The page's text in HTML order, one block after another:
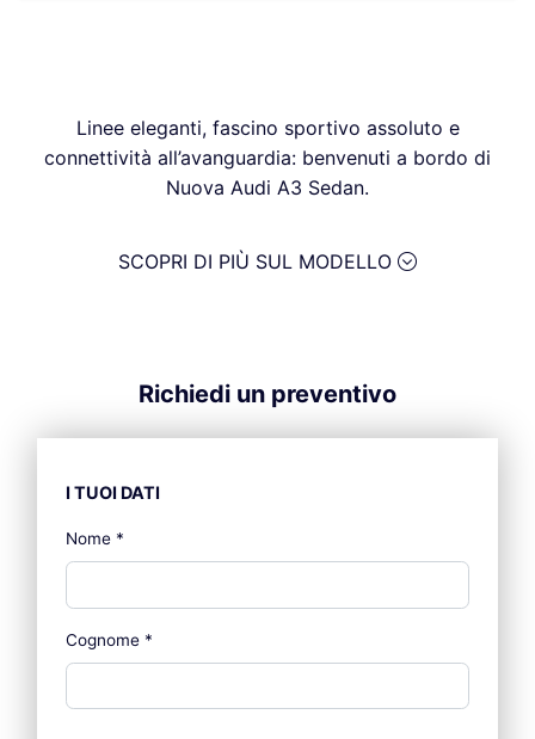
Linee eleganti, fascino sportivo assoluto e
connettività all’avanguardia: benvenuti a bordo di
Nuova Audi A3 Sedan.
SCOPRI DI PIÙ SUL MODELLO
Richiedi un preventivo
I TUOI DATI
Nome *
Cognome *